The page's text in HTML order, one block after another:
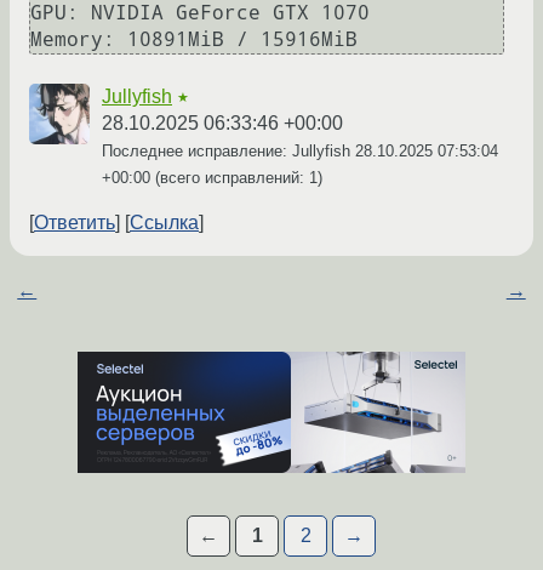
GPU: NVIDIA GeForce GTX 1070
Jullyfish ★
28.10.2025 06:33:46 +00:00
Последнее исправление: Jullyfish 28.10.2025 07:53:04
+00:00 (всего исправлений: 1)
Ответить Ссылка
← →
← 1 2 →